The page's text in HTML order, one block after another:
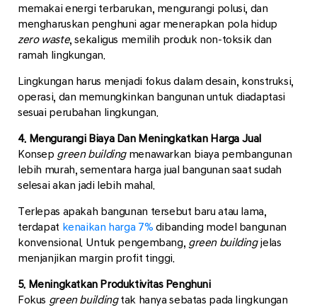
memakai energi terbarukan, mengurangi polusi, dan
mengharuskan penghuni agar menerapkan pola hidup
zero waste, sekaligus memilih produk non-toksik dan
ramah lingkungan.
Lingkungan harus menjadi fokus dalam desain, konstruksi,
operasi, dan memungkinkan bangunan untuk diadaptasi
sesuai perubahan lingkungan.
4. Mengurangi Biaya Dan Meningkatkan Harga Jual
Konsep green buildingmenawarkan biaya pembangunan
lebih murah, sementara harga jual bangunan saat sudah
selesai akan jadi lebih mahal.
Terlepas apakah bangunan tersebut baru atau lama,
terdapat kenaikan harga 7% dibanding model bangunan
konvensional. Untuk pengembang, green buildingjelas
menjanjikan margin profit tinggi.
5. Meningkatkan Produktivitas Penghuni
Fokus green buildingtak hanya sebatas pada lingkungan